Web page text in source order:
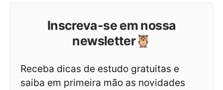
Inscreva-se em nossa
newsletter🦉
Receba dicas de estudo gratuitas e
saiba em primeira mão as novidades